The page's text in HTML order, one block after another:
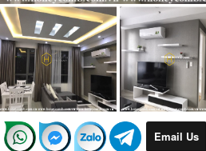
Email Us